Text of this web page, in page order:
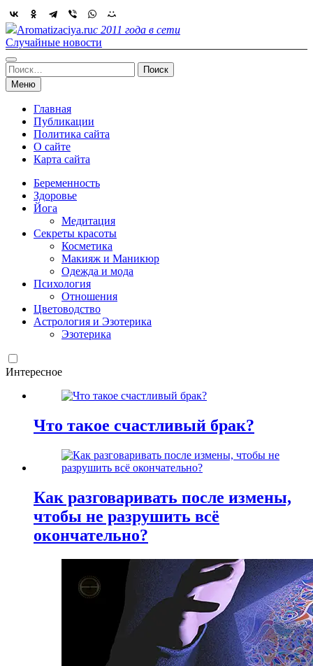
Skip
to
content
Aromatizaciya.ruс 2011 года в сети
Случайные новости
Найти:
Меню
Главная
Публикации
Политика сайта
О сайте
Карта сайта
Беременность
Здоровье
Йога
Медитация
Секреты красоты
Косметика
Макияж и Маникюр
Одежда и мода
Психология
Отношения
Цветоводство
Астрология и Эзотерика
Эзотерика
Интересное
Что такое счастливый брак?
Как разговаривать после измены,
чтобы не разрушить всё
окончательно?